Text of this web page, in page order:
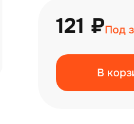
121 ₽Под
В